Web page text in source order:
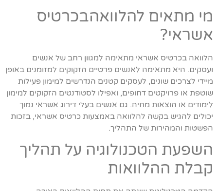
מי מתאים להלוואהבכרטיס
אשראי?
הלוואה בכרטיס אשראי מתאימה למגוון רחב של אנשים
ועסקים. היא מתאימה לאנשים פרטיים הזקוקים למזומנים באופן
מיידי לצרכים שונים, לעסקים קטנים הנדרשים למימון פעילות
שוטפת או פרויקטים דחופים, ואפילו לסטודנטים הזקוקים למימון
לימודים או הוצאות מחיה. גם אנשים בעלי דירוג אשראי נמוך
יכולים להגיש בקשה להלוואה באמצעות כרטיס אשראי, בזכות
הפשטות והמהירות של התהליך.
השפעת הטכנולוגיה על תהליך
קבלת ההלוואות